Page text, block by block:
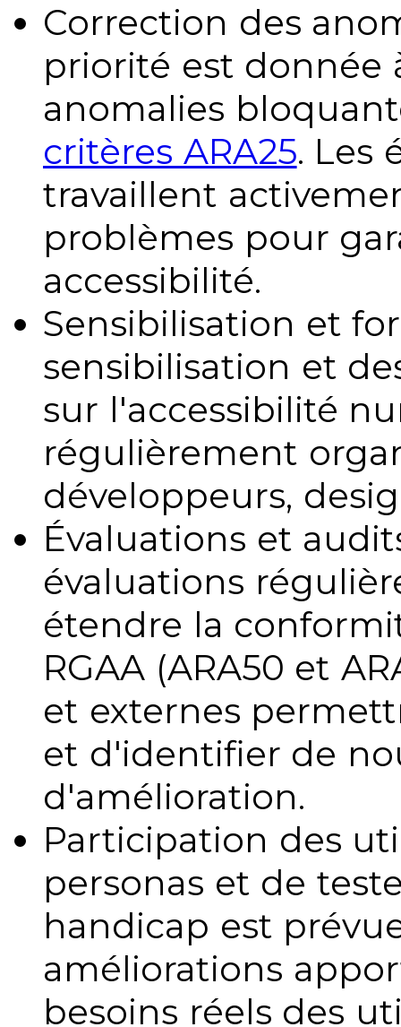
Correction des
priorité est donnée
anomalies
critères ARA25. Les
travaillent
problèmes pour
accessibilité.
Sensibilisation et
sensibilisation et
sur l'accessibilité
régulièrement
développeurs,
Évaluations et
évaluations
étendre la
RGAA (ARA50 et
et externes
et d'identifier de
d'amélioration.
Participation des
personas et de
handicap est
améliorations
besoins réels des